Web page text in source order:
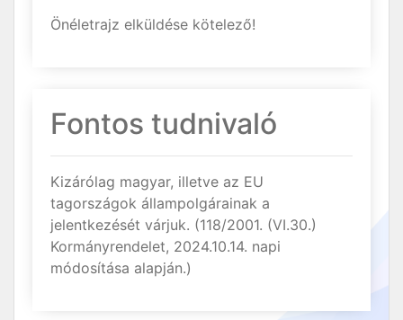
Önéletrajz elküldése kötelező!
Fontos tudnivaló
Kizárólag magyar, illetve az EU
tagországok állampolgárainak a
jelentkezését várjuk. (118/2001. (VI.30.)
Kormányrendelet, 2024.10.14. napi
módosítása alapján.)